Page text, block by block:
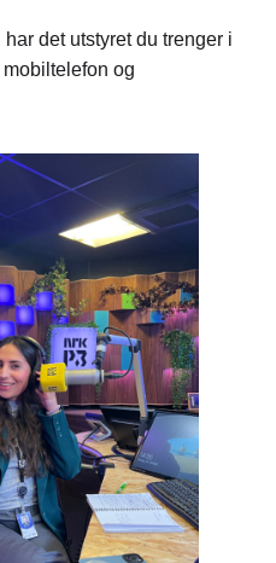
det utstyret du trenger i
og